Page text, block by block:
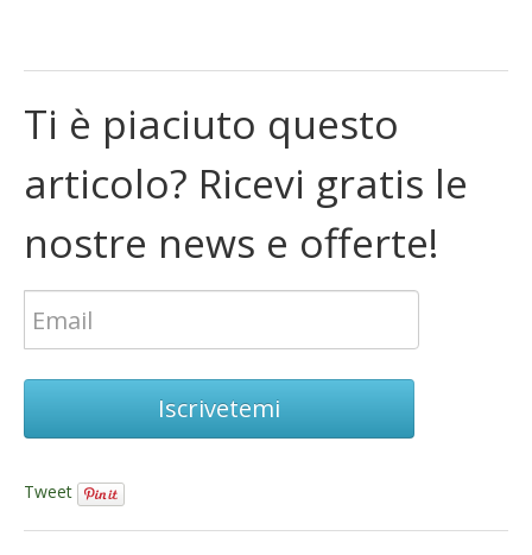
Ti è piaciuto questo
articolo? Ricevi gratis le
nostre news e offerte!
Iscrivetemi
Tweet